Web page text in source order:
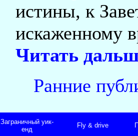
истины, к
искаженному
Читать
Ранние
Заграничный уик-
енд
Fly & drive